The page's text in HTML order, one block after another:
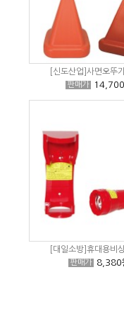
[신도산업]사면오뚜
판매가
[대일소방]휴대용비
판매가 8,380